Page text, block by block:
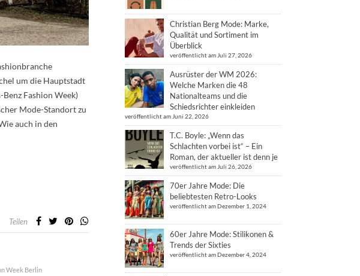
um die Hauptstadt
Fashion Week)
Mode-Standort zu
auch in den
Teilen
Week Berlin
Christian Berg Mode: Marke,
Qualität und Sortiment im
Überblick
veröffentlicht am Juli 27, 2026
Ausrüster der WM 2026:
Welche Marken die 48
Nationalteams und die
Schiedsrichter einkleiden
veröffentlicht am Juni 22, 2026
T.C. Boyle: „Wenn das
Schlachten vorbei ist“ – Ein
Roman, der aktueller ist denn je
veröffentlicht am Juli 26, 2026
70er Jahre Mode: Die
beliebtesten Retro-Looks
veröffentlicht am Dezember 1, 2024
60er Jahre Mode: Stilikonen &
Trends der Sixties
veröffentlicht am Dezember 4, 2024